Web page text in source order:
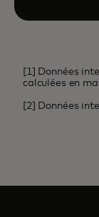
[1] Données
calculées en
[2] Données